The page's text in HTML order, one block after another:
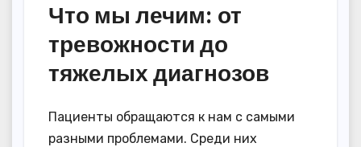
Что мы лечим: от
тревожности до
тяжелых диагнозов
Пациенты обращаются к нам с самыми
разными проблемами. Среди них